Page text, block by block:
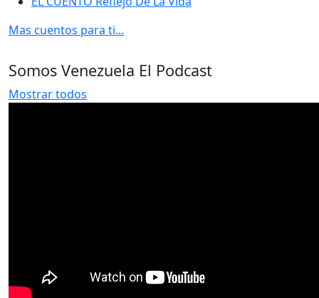
Mas cuentos para ti...
Somos Venezuela El Podcast
Mostrar todos